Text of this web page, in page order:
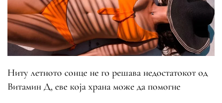
Ниту летното сонце не го решава недостатокот од
Витамин Д, еве која храна може да помогне